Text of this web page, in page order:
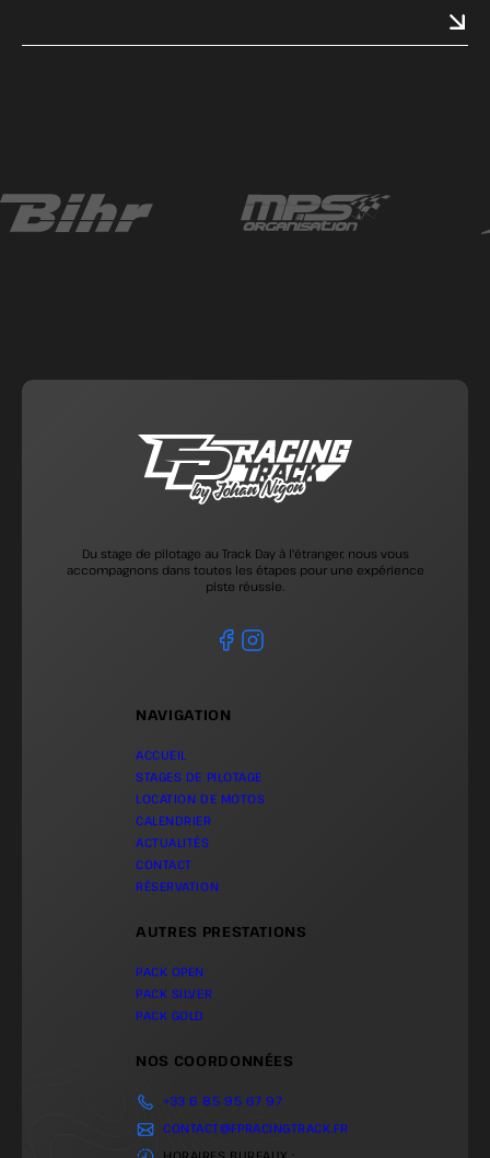
Du stage de pilotage au Track Day à l'étranger, nous vous
accompagnons dans toutes les étapes pour une expérience
piste réussie.
NAVIGATION
ACCUEIL
STAGES DE PILOTAGE
LOCATION DE MOTOS
CALENDRIER
ACTUALITÉS
CONTACT
RÉSERVATION
AUTRES PRESTATIONS
PACK OPEN
PACK SILVER
PACK GOLD
NOS COORDONNÉES
+33 6 85 95 67 97
CONTACT@FPRACINGTRACK.FR